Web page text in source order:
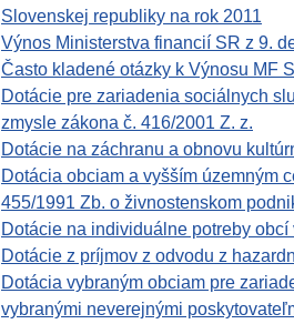
Slovenskej republiky na rok 2011
Výnos Ministerstva financií SR z 9.
Často kladené otázky k Výnosu MF
Dotácie pre zariadenia sociálnych
zmysle zákona č. 416/2001 Z. z.
Dotácie na záchranu a obnovu
Dotácia obciam a vyšším územným
455/1991 Zb. o živnostenskom
Dotácie na individuálne potreby obcí
Dotácie z príjmov z odvodu z
Dotácia vybraným obciam pre
vybranými neverejnými